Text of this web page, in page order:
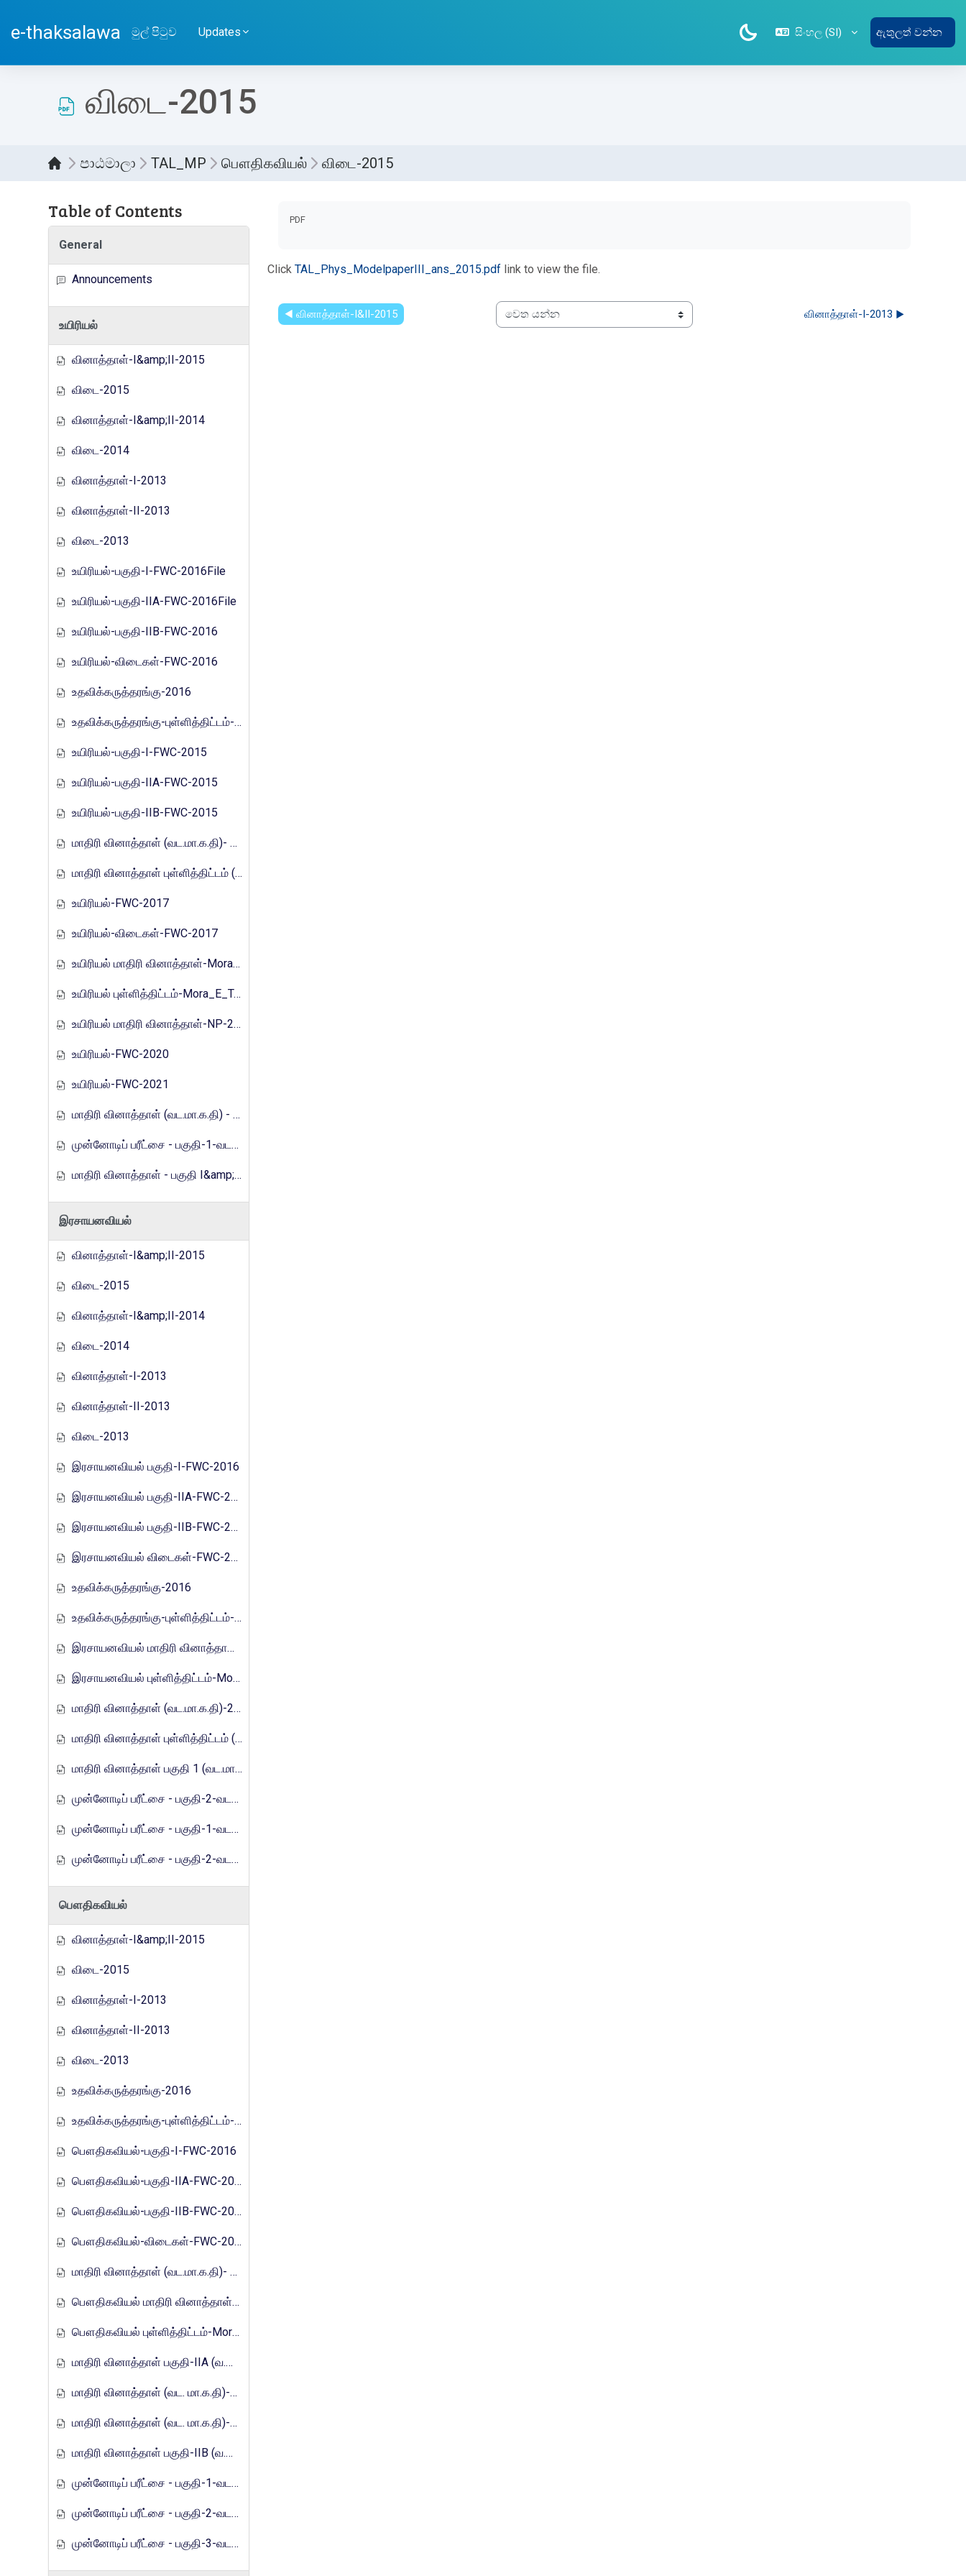
e-thaksalawa මුල් පිටුව Updates සිංහල ‎(SI)‎ ඇතුලත් වන්න
விடை-2015
පාඨමාලා TAL_MP பௌதிகவியல் விடை-2015
Table of Contents
General
Announcements
உயிரியல்
வினாத்தாள்-I&amp;II-2015
விடை-2015
வினாத்தாள்-I&amp;II-2014
விடை-2014
வினாத்தாள்-I-2013
வினாத்தாள்-II-2013
விடை-2013
உயிரியல்-பகுதி-I-FWC-2016File
உயிரியல்-பகுதி-IIA-FWC-2016File
உயிரியல்-பகுதி-IIB-FWC-2016
உயிரியல்-விடைகள்-FWC-2016
உதவிக்கருத்தரங்கு-2016
உதவிக்கருத்தரங்கு-புள்ளித்திட்டம்-2016
உயிரியல்-பகுதி-I-FWC-2015
உயிரியல்-பகுதி-IIA-FWC-2015
உயிரியல்-பகுதி-IIB-FWC-2015
மாதிரி வினாத்தாள் (வட.மா.க.தி)- 2017
மாதிரி வினாத்தாள் புள்ளித்திட்டம் (வட.மா.க.தி)- 2017
உயிரியல்-FWC-2017
உயிரியல்-விடைகள்-FWC-2017
உயிரியல் மாதிரி வினாத்தாள்-Mora_E_Tamils_2017
உயிரியல் புள்ளித்திட்டம்-Mora_E_Tamils_2017
உயிரியல் மாதிரி வினாத்தாள்-NP-2019
உயிரியல்-FWC-2020
உயிரியல்-FWC-2021
மாதிரி வினாத்தாள் (வட.மா.க.தி) - 2021
முன்னோடிப் பரீட்சை - பகுதி-1-வடமாகாணம்-2023
மாதிரி வினாத்தாள் - பகுதி I&amp;2 (வ.மா.க.தி)-2024
இரசாயனவியல்
வினாத்தாள்-I&amp;II-2015
விடை-2015
வினாத்தாள்-I&amp;II-2014
விடை-2014
வினாத்தாள்-I-2013
வினாத்தாள்-II-2013
விடை-2013
இரசாயனவியல் பகுதி-I-FWC-2016
இரசாயனவியல் பகுதி-IIA-FWC-2016
இரசாயனவியல் பகுதி-IIB-FWC-2016
இரசாயனவியல் விடைகள்-FWC-2016
உதவிக்கருத்தரங்கு-2016
உதவிக்கருத்தரங்கு-புள்ளித்திட்டம்-2016
இரசாயனவியல் மாதிரி வினாத்தாள்-Mora_E_Tamils_2017
இரசாயனவியல் புள்ளித்திட்டம்-Mora_E_Tamils_2017
மாதிரி வினாத்தாள் (வட.மா.க.தி)-2019
மாதிரி வினாத்தாள் புள்ளித்திட்டம் (வட.மா.க.தி)-2019
மாதிரி வினாத்தாள் பகுதி 1 (வட.மா.க.தி) - 2021
முன்னோடிப் பரீட்சை - பகுதி-2-வடமாகாணம்-2023
முன்னோடிப் பரீட்சை - பகுதி-1-வடமாகாணம்-2024
முன்னோடிப் பரீட்சை - பகுதி-2-வடமாகாணம்-2024
பௌதிகவியல்
வினாத்தாள்-I&amp;II-2015
விடை-2015
வினாத்தாள்-I-2013
வினாத்தாள்-II-2013
விடை-2013
உதவிக்கருத்தரங்கு-2016
உதவிக்கருத்தரங்கு-புள்ளித்திட்டம்-2016
பௌதிகவியல்-பகுதி-I-FWC-2016
பௌதிகவியல்-பகுதி-IIA-FWC-2016
பௌதிகவியல்-பகுதி-IIB-FWC-2016
பௌதிகவியல்-விடைகள்-FWC-2016
மாதிரி வினாத்தாள் (வட.மா.க.தி)- 2017
பௌதிகவியல் மாதிரி வினாத்தாள்-Mora_E_Tamils_2017
பௌதிகவியல் புள்ளித்திட்டம்-Mora_E_Tamils_2017
மாதிரி வினாத்தாள் பகுதி-IIA (வ.மா.க.தி)-2021
மாதிரி வினாத்தாள் (வட. மா.க.தி)-2021
மாதிரி வினாத்தாள் (வட. மா.க.தி)-2021
மாதிரி வினாத்தாள் பகுதி-IIB (வ.மா.க.தி)-2021
முன்னோடிப் பரீட்சை - பகுதி-1-வடமாகாணம்-2023
முன்னோடிப் பரீட்சை - பகுதி-2-வடமாகாணம்-2023
முன்னோடிப் பரீட்சை - பகுதி-3-வடமாகாணம்-2023
PDF
Click TAL_Phys_ModelpaperIII_ans_2015.pdf link to view the file.
◀︎ வினாத்தாள்-I&II-2015
වෙත යන්න
வினாத்தாள்-I-2013 ▶︎